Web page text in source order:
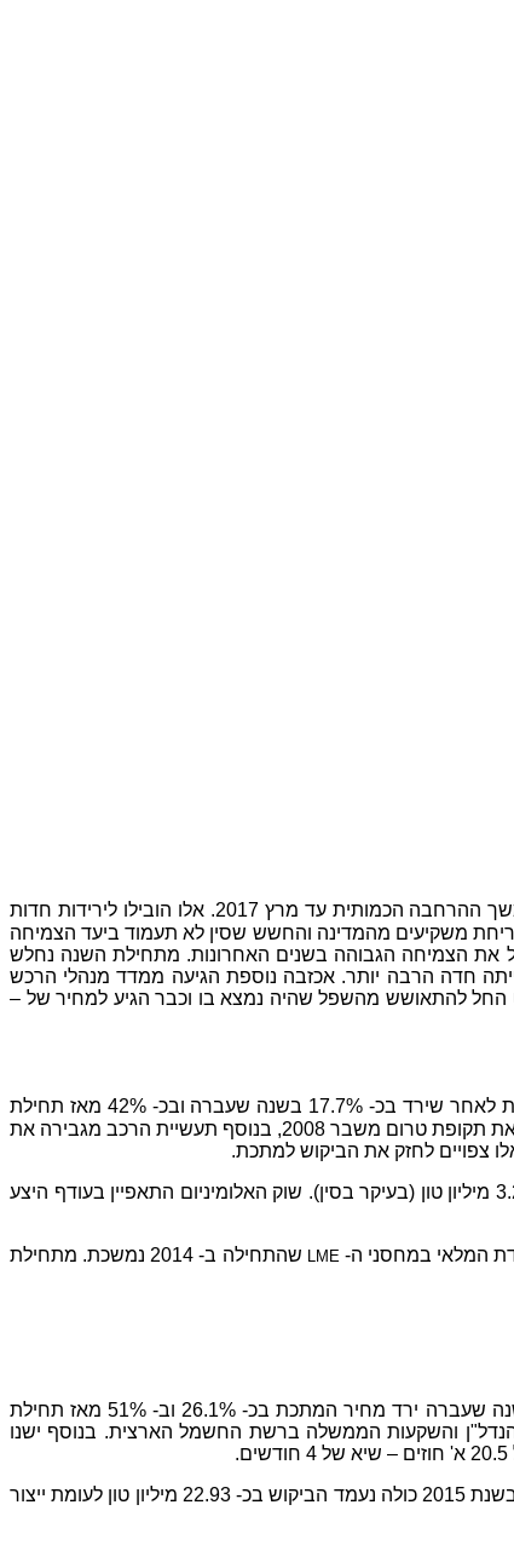
שנת 2016 נפתחה בתנודתיות רבה בשווקים כאשר ארה"ב העלתה ריבית לראשונה מאז משבר 2008 ואירופה הודיעה על הארכת משך ההרחבה הכמותית עד מרץ 2017. אלו הובילו לירידות חדות
מגיעות עקב בריחת משקיעים מהמדינה והחשש שסין לא תעמוד ביעד הצמיחה
הוביל את הצמיחה הגבוהה בשנים האחרונות. מתחילת השנה נחלש
הבנק המרכזי בחודשים האחרונים (גרף 1), היחלשות המטבע הסיני הייתה חדה הרבה יותר. אכזבה נוספת הגיעה ממדד מנהלי הרכש
רצופים של התכווצות) – הנתון החלש ביותר מאז נוב' 2011. לאחרונה, מחיר הנפט החל להתאושש מהשפל שהיה נמצא בו וכבר הגיע למחיר של –
: מחיר האלומיניום פתח את שנת 2016 במגמה חיובית והוסיף לערכו כ- 6.9% מתחילת השנה (גרף 2) לשיא של 5 חודשים, זאת לאחר שירד בכ- 17.7% בשנה שעברה ובכ- 42% מאז תחילת
מחזור הירידות האחרון במאי 2011. הסיבות העיקריות לעליות הינן ביקוש רב ברחבי העולם לכלי רכב, כאשר מכירות כלי הרכב בארה"ב עברו את תקופת טרום משבר 2008, בנוסף תעשיית הרכב מגבירה את
ב-2016 צפויה תוספת של כ- 3.2 מיליון טון (בעיקר בסין). שוק האלומיניום התאפיין בעודף היצע
המלאי במחסני ה- LME
שהתחילה ב- 2014 נמשכת. מתחילת
הנחושת הוסיפה לערכה כ- 6.4% מאז תחילת השנה (גרף 2) – שיא של 4 חודשים זאת לאחר שבינואר נסחרה בשפל של מעל 6 שנים . בשנה שעברה ירד מחיר המתכת בכ- 26.1% וב- 51% מאז תחילת
בשוק הנדל"ן והשקעות הממשלה ברשת החשמל הארצית. בנוסף ישנו
בחודש דצמבר נאמד הביקוש לנחושת בכ- 2.04 מיליון טון לעומת ייצור של כ- 2.0 מיליון טון – עודף ביקוש של כ- 45 אלף טון. בשנת 2015 כולה נעמד הביקוש בכ- 22.93 מיליון טון לעומת ייצור